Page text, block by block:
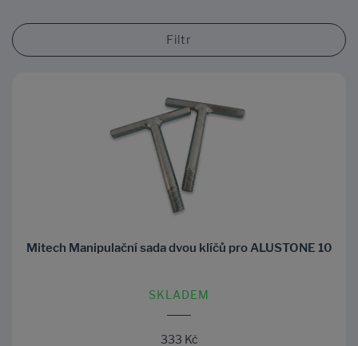
Filtr
Mitech Manipulační sada dvou klíčů pro ALUSTONE 10
SKLADEM
333 Kč